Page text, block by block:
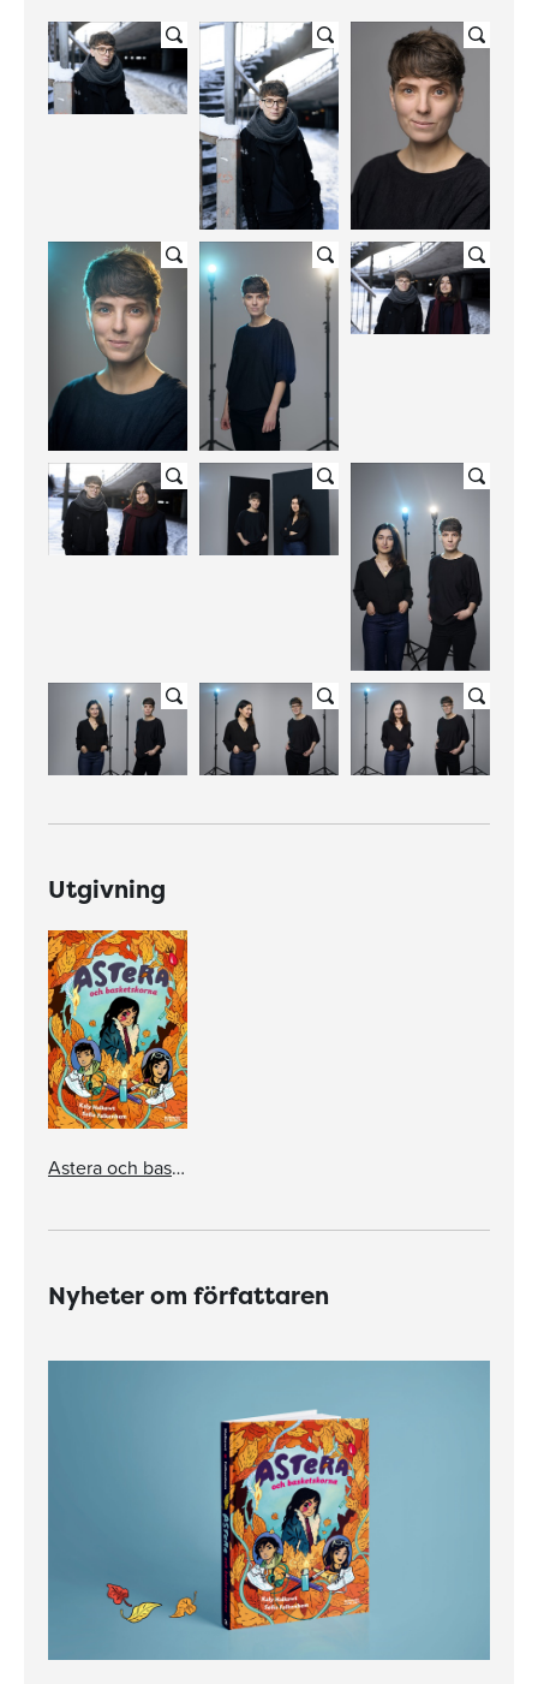
Utgivning
Astera och basketskorna
Nyheter om författaren